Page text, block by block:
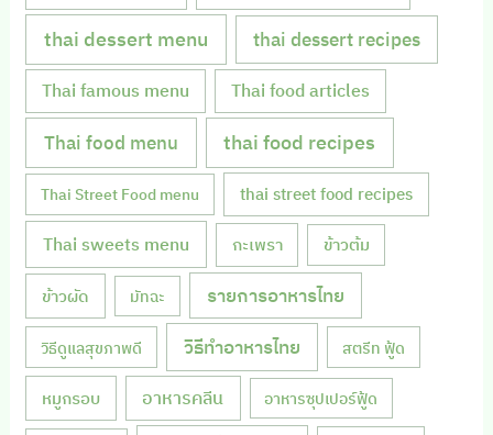
thai dessert menu thai dessert recipes
Thai famous menu Thai food articles
Thai food menu thai food recipes
Thai Street Food menu thai street food recipes
Thai sweets menu กะเพรา ข้าวต้ม
ข้าวผัด มัทฉะ รายการอาหารไทย
วิธีดูแลสุขภาพดี วิธีทำอาหารไทย สตรีท ฟู้ด
หมูกรอบ อาหารคลีน อาหารซุปเปอร์ฟู้ด